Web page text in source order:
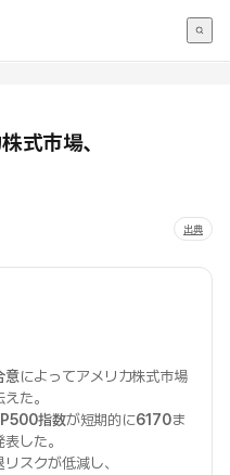
式市場、
出典
意によってアメリカ株式市場
た。
指数が短期的に6170ま
した。
スクが低減し、